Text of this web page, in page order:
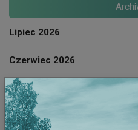
Lipiec 2026
Czerwiec 2026
Maj 2026
Kwiecien 2026